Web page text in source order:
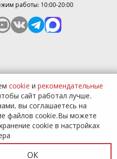
работы: 10:00-20:00
cookie и рекомендательные
сайт работал лучше.
вы соглашаетесь на
файлов cookie.Вы можете
cookie в настройках
ОК